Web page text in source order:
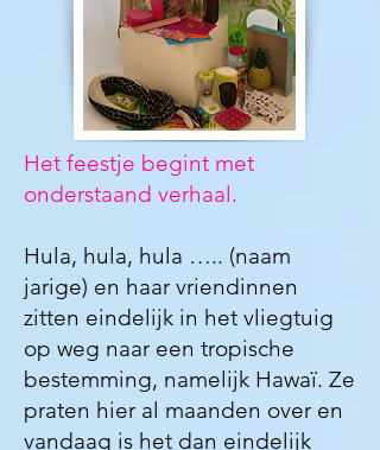
Het feestje begint met
onderstaand verhaal.
Hula, hula, hula ….. (naam
jarige) en haar vriendinnen
zitten eindelijk in het vliegtuig
op weg naar een tropische
bestemming, namelijk Hawaï. Ze
praten hier al maanden over en
vandaag is het dan eindelijk